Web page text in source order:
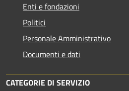
Enti e fondazioni
Politici
Personale Amministrativo
Documenti e dati
CATEGORIE DI SERVIZIO